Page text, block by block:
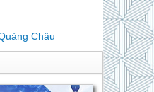
Châu